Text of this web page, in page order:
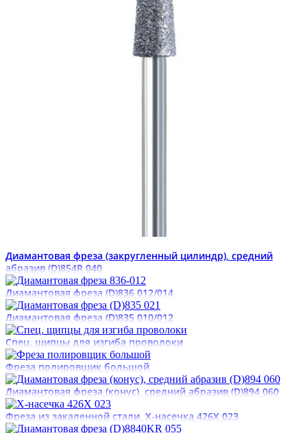
Диамантовая фреза (закругленный цилиндр), средний
абразив (D)854R 040
Диамантовая фреза (D)836 012/014
Диамантовая фреза (D)835 010/012
Спец. щипцы для изгиба проволоки
Фреза полировщик большой
Диамантовая фреза (конус), средний абразив (D)894 060
Фреза из закаленной стали, Х-насечка 426X 023